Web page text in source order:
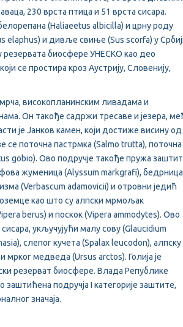
230 врста птица и 51 врста сисара.
(Haliaeetus albicilla) и црну роду
elaphus) и дивље свиње (Sus scorfa) у
резервата биосфере УНЕСКО као део
се простира кроз Аустрију, Словенију,
високопланинским ливадама и
Он такође садржи тресаве и језера,
је Јанков камен, који достиже висину од
поточна пастрмка (Salmo trutta), поточна
gobio). Ово подручје такође пружа
жуменица (Alyssum markgrafi), бедрница
(Verbascum adamovicii) и отровни једић
као што су алпски мрмољак
berus) и поскок (Vipera ammodytes). Ово
укључујући малу сову (Glaucidium
слепог кучета (Spalax leucodon), алпску
мрког медведа (Ursus arctos). Голија је
резерват биосфере. Влада Републике
заштићена подручја I категорије заштите,
значаја.